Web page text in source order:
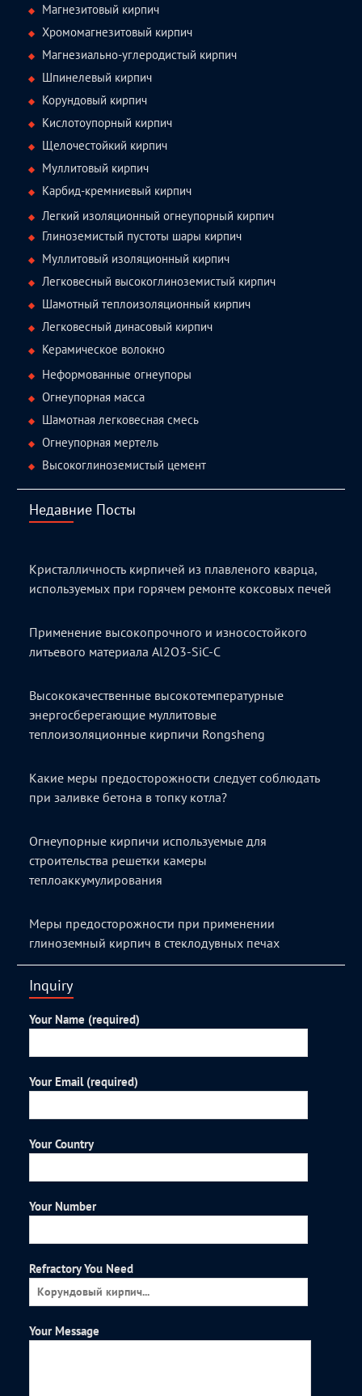
Магнезитовый кирпич
Хромомагнезитовый кирпич
Магнезиально-углеродистый кирпич
Шпинелевый кирпич
Корундовый кирпич
Кислотоупорный кирпич
Щелочестойкий кирпич
Муллитовый кирпич
Карбид-кремниевый кирпич
Легкий изоляционный огнеупорный кирпич
Глиноземистый пустоты шары кирпич
Муллитовый изоляционный кирпич
Легковесный высокоглиноземистый кирпич
Шамотный теплоизоляционный кирпич
Легковесный динасовый кирпич
Керамическое волокно
Неформованные огнеупоры
Огнеупорная масса
Шамотная легковесная смесь
Огнеупорная мертель
Высокоглиноземистый цемент
Недавние Посты
Кристалличность кирпичей из плавленого кварца,
используемых при горячем ремонте коксовых печей
Применение высокопрочного и износостойкого
литьевого материала Al2O3-SiC-C
Высококачественные высокотемпературные
энергосберегающие муллитовые
теплоизоляционные кирпичи Rongsheng
Какие меры предосторожности следует соблюдать
при заливке бетона в топку котла?
Огнеупорные кирпичи используемые для
строительства решетки камеры
теплоаккумулирования
Меры предосторожности при применении
глиноземный кирпич в стеклодувных печах
Inquiry
Your Name (required)
Your Email (required)
Your Country
Your Number
Refractory You Need
Your Message